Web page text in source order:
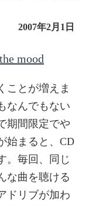
2007年2月1日
mood
ことが増えま
なんでもない
期間限定でや
始まると、CD
。毎回、同じ
な曲を聴ける
ドリブが加わ